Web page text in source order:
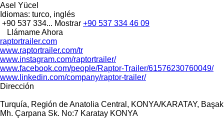
Asel Yücel
Idiomas: turco, inglés
+90 537 334... Mostrar +90 537 334 46 09
Llámame Ahora
raptortrailer.com
www.raptortrailer.com/tr
www.instagram.com/raptortrailer/
www.facebook.com/people/Raptor-Trailer/61576230760049/
www.linkedin.com/company/raptor-trailer/
Dirección
Turquía, Región de Anatolia Central, KONYA/KARATAY, Başak
Mh. Çarpana Sk. No:7 Karatay KONYA